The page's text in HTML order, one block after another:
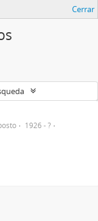
Cerrar
1926 - ?